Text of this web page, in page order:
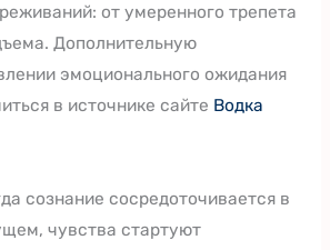
от умеренного трепета
Дополнительную
эмоционального ожидания
в источнике сайте Водка
сознание сосредоточивается в
чувства стартуют